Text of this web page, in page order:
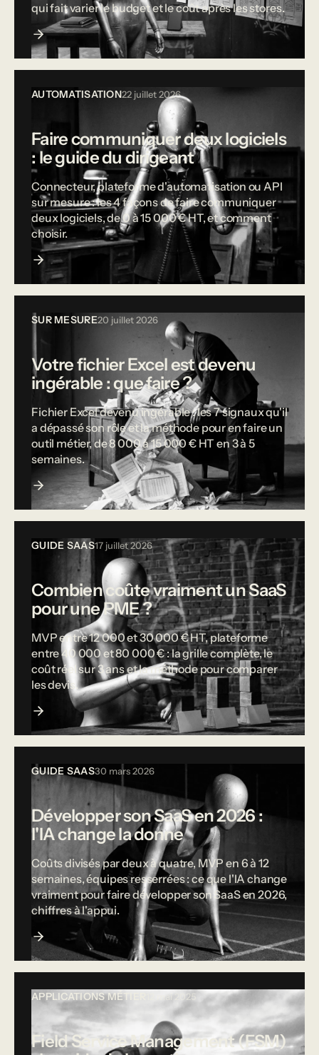
qui fait varier le budget et le coût après les stores.
AUTOMATISATION22 juillet 2026
Faire communiquer deux logiciels
: le guide du dirigeant
Connecteur, plateforme d'automatisation ou API
sur mesure : les 4 façons de faire communiquer
deux logiciels, de 0 à 15 000 € HT, et comment
choisir.
SUR MESURE20 juillet 2026
Votre fichier Excel est devenu
ingérable : que faire ?
Fichier Excel devenu ingérable : les 7 signaux qu'il
a dépassé son rôle et la méthode pour en faire un
outil métier, de 8 000 à 15 000 € HT en 3 à 5
semaines.
GUIDE SAAS17 juillet 2026
Combien coûte vraiment un SaaS
pour une PME ?
MVP entre 12 000 et 30 000 € HT, plateforme
entre 40 000 et 80 000 € : la grille complète, le
coût réel sur 3 ans et la méthode pour comparer
les devis.
GUIDE SAAS30 mars 2026
Développer son SaaS en 2026 :
l'IA change la donne
Coûts divisés par deux à quatre, MVP en 6 à 12
semaines, équipes resserrées : ce que l'IA change
vraiment pour faire développer son SaaS en 2026,
chiffres à l'appui.
APPLICATIONS MÉTIER 12 mai 2025
Field Service Management (FSM)